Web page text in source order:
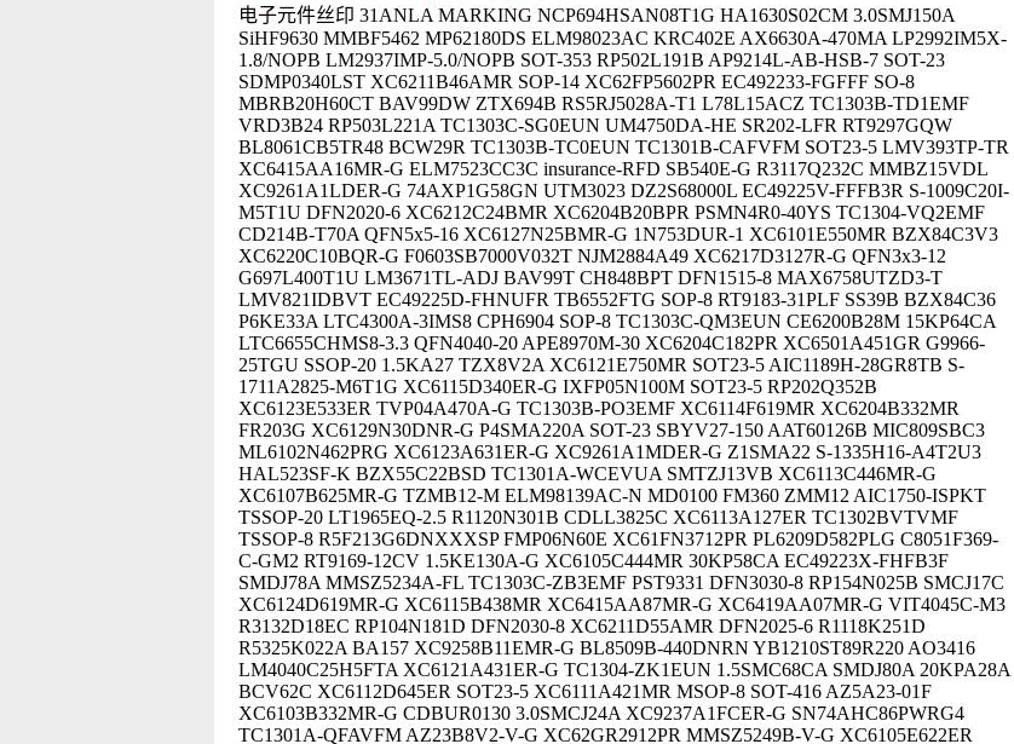
电子元件丝印 31ANLA MARKING NCP694HSAN08T1G HA1630S02CM 3.0SMJ150A
SiHF9630 MMBF5462 MP62180DS ELM98023AC KRC402E AX6630A-470MA LP2992IM5X-
1.8/NOPB LM2937IMP-5.0/NOPB SOT-353 RP502L191B AP9214L-AB-HSB-7 SOT-23
SDMP0340LST XC6211B46AMR SOP-14 XC62FP5602PR EC492233-FGFFF SO-8
MBRB20H60CT BAV99DW ZTX694B RS5RJ5028A-T1 L78L15ACZ TC1303B-TD1EMF
VRD3B24 RP503L221A TC1303C-SG0EUN UM4750DA-HE SR202-LFR RT9297GQW
BL8061CB5TR48 BCW29R TC1303B-TC0EUN TC1301B-CAFVFM SOT23-5 LMV393TP-TR
XC6415AA16MR-G ELM7523CC3C insurance-RFD SB540E-G R3117Q232C MMBZ15VDL
XC9261A1LDER-G 74AXP1G58GN UTM3023 DZ2S68000L EC49225V-FFFB3R S-1009C20I-
M5T1U DFN2020-6 XC6212C24BMR XC6204B20BPR PSMN4R0-40YS TC1304-VQ2EMF
CD214B-T70A QFN5x5-16 XC6127N25BMR-G 1N753DUR-1 XC6101E550MR BZX84C3V3
XC6220C10BQR-G F0603SB7000V032T NJM2884A49 XC6217D3127R-G QFN3x3-12
G697L400T1U LM3671TL-ADJ BAV99T CH848BPT DFN1515-8 MAX6758UTZD3-T
LMV821IDBVT EC49225D-FHNUFR TB6552FTG SOP-8 RT9183-31PLF SS39B BZX84C36
P6KE33A LTC4300A-3IMS8 CPH6904 SOP-8 TC1303C-QM3EUN CE6200B28M 15KP64CA
LTC6655CHMS8-3.3 QFN4040-20 APE8970M-30 XC6204C182PR XC6501A451GR G9966-
25TGU SSOP-20 1.5KA27 TZX8V2A XC6121E750MR SOT23-5 AIC1189H-28GR8TB S-
1711A2825-M6T1G XC6115D340ER-G IXFP05N100M SOT23-5 RP202Q352B
XC6123E533ER TVP04A470A-G TC1303B-PO3EMF XC6114F619MR XC6204B332MR
FR203G XC6129N30DNR-G P4SMA220A SOT-23 SBYV27-150 AAT60126B MIC809SBC3
ML6102N462PRG XC6123A631ER-G XC9261A1MDER-G Z1SMA22 S-1335H16-A4T2U3
HAL523SF-K BZX55C22BSD TC1301A-WCEVUA SMTZJ13VB XC6113C446MR-G
XC6107B625MR-G TZMB12-M ELM98139AC-N MD0100 FM360 ZMM12 AIC1750-ISPKT
TSSOP-20 LT1965EQ-2.5 R1120N301B CDLL3825C XC6113A127ER TC1302BVTVMF
TSSOP-8 R5F213G6DNXXXSP FMP06N60E XC61FN3712PR PL6209D582PLG C8051F369-
C-GM2 RT9169-12CV 1.5KE130A-G XC6105C444MR 30KP58CA EC49223X-FHFB3F
SMDJ78A MMSZ5234A-FL TC1303C-ZB3EMF PST9331 DFN3030-8 RP154N025B SMCJ17C
XC6124D619MR-G XC6115B438MR XC6415AA87MR-G XC6419AA07MR-G VIT4045C-M3
R3132D18EC RP104N181D DFN2030-8 XC6211D55AMR DFN2025-6 R1118K251D
R5325K022A BA157 XC9258B11EMR-G BL8509B-440DNRN YB1210ST89R220 AO3416
LM4040C25H5FTA XC6121A431ER-G TC1304-ZK1EUN 1.5SMC68CA SMDJ80A 20KPA28A
BCV62C XC6112D645ER SOT23-5 XC6111A421MR MSOP-8 SOT-416 AZ5A23-01F
XC6103B332MR-G CDBUR0130 3.0SMCJ24A XC9237A1FCER-G SN74AHC86PWRG4
TC1301A-QFAVFM AZ23B8V2-V-G XC62GR2912PR MMSZ5249B-V-G XC6105E622ER